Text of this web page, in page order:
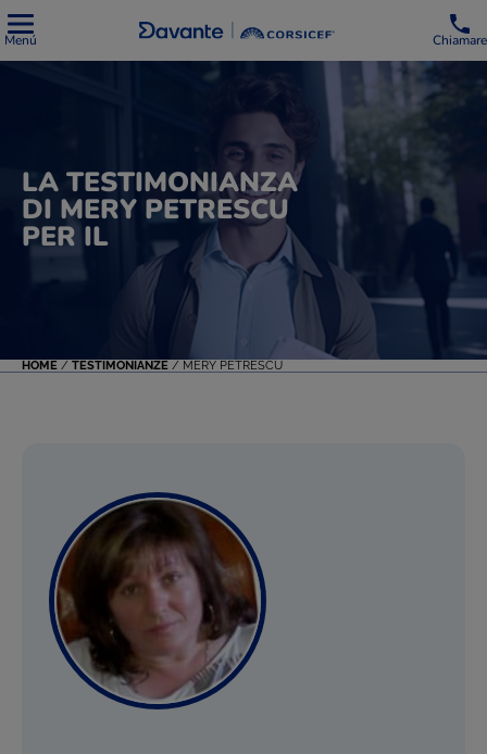
Menú Chiamare
LA TESTIMONIANZA
DI MERY PETRESCU
PER IL
HOME / TESTIMONIANZE / MERY PETRESCU